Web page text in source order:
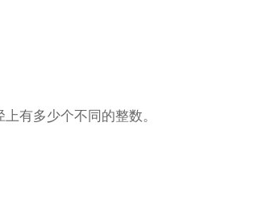
有多少个不同的整数。